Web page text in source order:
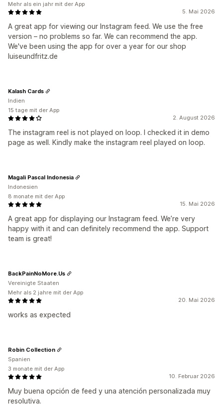
5. Mai 2026
A great app for viewing our Instagram feed. We use the free
version – no problems so far. We can recommend the app.
We've been using the app for over a year for our shop
luiseundfritz.de
Mehr als ein jahr mit der App
2. August 2026
The instagram reel is not played on loop. I checked it in demo
page as well. Kindly make the instagram reel played on loop.
Kalash Cards
Indien
15 tage mit der App
15. Mai 2026
A great app for displaying our Instagram feed. We’re very
happy with it and can definitely recommend the app. Support
team is great!
Magali Pascal Indonesia
Indonesien
8 monate mit der App
20. Mai 2026
works as expected
BackPainNoMore.Us
Vereinigte Staaten
Mehr als 2 jahre mit der App
10. Februar 2026
Muy buena opción de feed y una atención personalizada muy
resolutiva.
Robin Collection
Spanien
3 monate mit der App